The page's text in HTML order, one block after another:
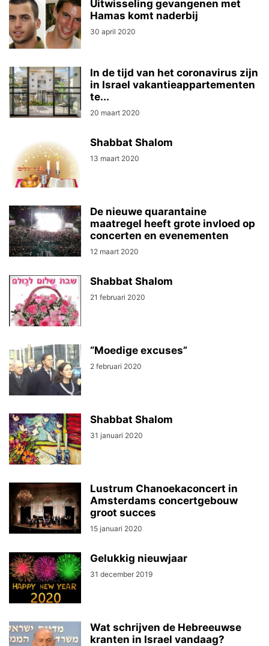
Uitwisseling gevangenen met
Hamas komt naderbij
30 april 2020
In de tijd van het coronavirus zijn
in Israel vakantieappartementen
te...
20 maart 2020
Shabbat Shalom
13 maart 2020
De nieuwe quarantaine
maatregel heeft grote invloed op
concerten en evenementen
12 maart 2020
Shabbat Shalom
21 februari 2020
“Moedige excuses”
2 februari 2020
Shabbat Shalom
31 januari 2020
Lustrum Chanoekaconcert in
Amsterdams concertgebouw
groot succes
15 januari 2020
Gelukkig nieuwjaar
31 december 2019
Wat schrijven de Hebreeuwse
kranten in Israel vandaag?